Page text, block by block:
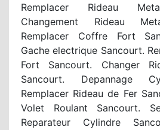
Remplacer Rideau
Changement Rideau
Remplacer Coffre Fort
Gache electrique Sancourt.
Fort Sancourt. Changer
Sancourt. Depannage
Remplacer Rideau de Fer
Volet Roulant Sancourt.
Reparateur Cylindre